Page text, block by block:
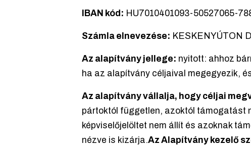
IBAN kód: HU7010401093-50527065-
Számla elnevezése: KESKENYÚTON
Az alapítvány jellege: nyitott: ahhoz
ha az alapítvány céljaival megegyezik,
Az alapítvány vállalja, hogy céljai
pártoktól független, azoktól támogatást
képviselőjelöltet nem állít és azoknak
nézve is kizárja.Az Alapítvány kezelő